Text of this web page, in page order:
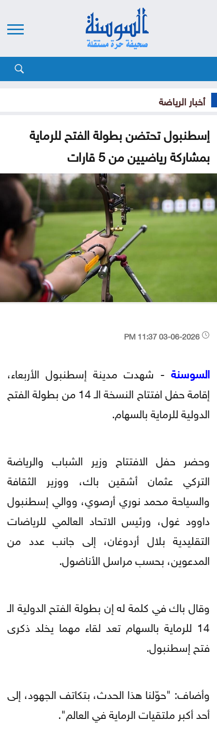
أخبار الرياضة
إسطنبول تحتضن بطولة الفتح للرماية
بمشاركة رياضيين من 5 قارات
السوسنة - شهدت مدينة إسطنبول الأربعاء،
إقامة حفل افتتاح النسخة الـ 14 من بطولة الفتح
الدولية للرماية بالسهام.
وحضر حفل الافتتاح وزير الشباب والرياضة
التركي عثمان أشقين باك، ووزير الثقافة
والسياحة محمد نوري أرصوي، ووالي إسطنبول
داوود غول، ورئيس الاتحاد العالمي للرياضات
التقليدية بلال أردوغان، إلى جانب عدد من
المدعوين، بحسب مراسل الأناضول.
وقال باك في كلمة له إن بطولة الفتح الدولية الـ
14 للرماية بالسهام تعد لقاء مهما يخلد ذكرى
فتح إسطنبول.
وأضاف: "حوّلنا هذا الحدث، بتكاتف الجهود، إلى
أحد أكبر ملتقيات الرماية في العالم".